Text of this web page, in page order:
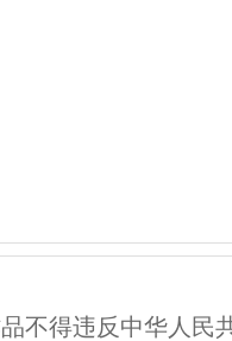
不得违反中华人民